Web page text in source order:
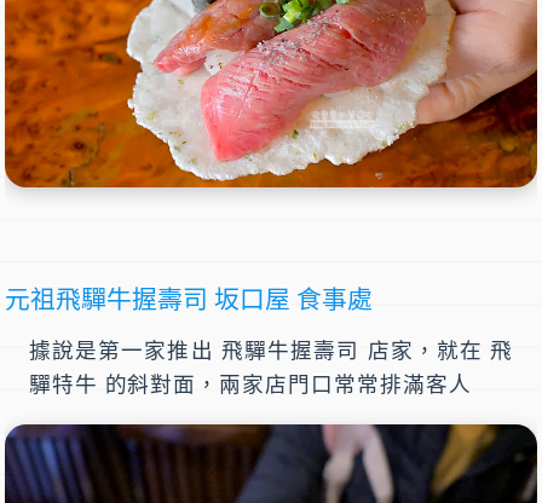
元祖飛驒牛握壽司 坂口屋 食事處
據說是第一家推出 飛驒牛握壽司 店家，就在 飛
驒特牛 的斜對面，兩家店門口常常排滿客人